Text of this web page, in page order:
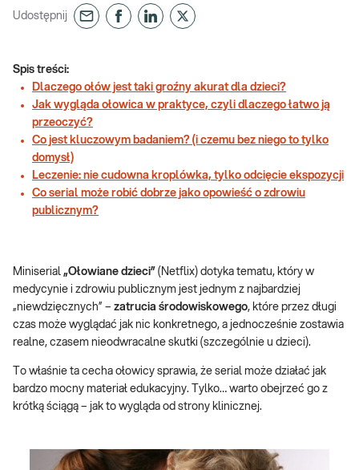
Udostępnij
Spis treści:
Dlaczego ołów jest taki groźny akurat dla dzieci?
Jak wygląda ołowica w praktyce, czyli dlaczego łatwo ją
przeoczyć?
Co jest kluczowym badaniem? (i czemu bez niego to tylko
domysł)
Leczenie: nie cudowna kroplówka, tylko odcięcie ekspozycji
Co serial może robić dobrze jako opowieść o zdrowiu
publicznym?
Miniserial „Ołowiane dzieci” (Netflix) dotyka tematu, który w
medycynie i zdrowiu publicznym jest jednym z najbardziej
„niewdzięcznych” – zatrucia środowiskowego, które przez długi
czas może wyglądać jak nic konkretnego, a jednocześnie zostawia
realne, czasem nieodwracalne skutki (szczególnie u dzieci).
To właśnie ta cecha ołowicy sprawia, że serial może działać jak
bardzo mocny materiał edukacyjny. Tylko… warto obejrzeć go z
krótką ściągą – jak to wygląda od strony klinicznej.